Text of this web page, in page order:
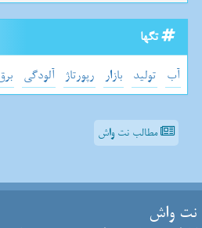
تگها
آب تولید بازار رپورتاژ آلودگی
مطالب نت واش
نت واش